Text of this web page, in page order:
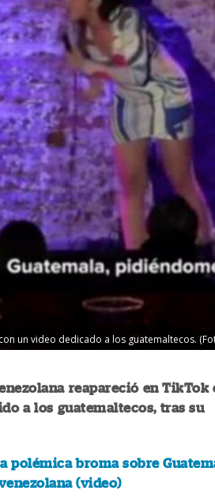
un video dedicado a los guatemaltecos.
reapareció en TikTok
a los guatemaltecos, tras su
polémica broma sobre
(video)